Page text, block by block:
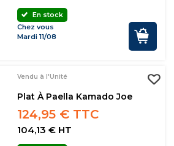
En stock
Chez vous
Mardi 11/08
Vendu à l'Unité
Plat À Paella Kamado Joe
124,95 € TTC
104,13 € HT